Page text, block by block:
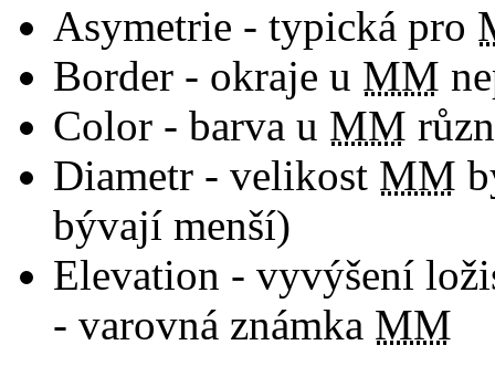
Asymetrie - typická pro
Border - okraje u MM
Color - barva u MM
Diametr - velikost MM
bývají menší)
Elevation - vyvýšení
- varovná známka MM